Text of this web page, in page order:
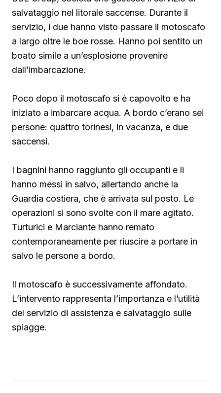
salvataggio nel litorale saccense. Durante il
servizio, i due hanno visto passare il motoscafo
a largo oltre le boe rosse. Hanno poi sentito un
boato simile a un’esplosione provenire
dall’imbarcazione.
Poco dopo il motoscafo si è capovolto e ha
iniziato a imbarcare acqua. A bordo c’erano sei
persone: quattro torinesi, in vacanza, e due
saccensi.
I bagnini hanno raggiunto gli occupanti e li
hanno messi in salvo, allertando anche la
Guardia costiera, che è arrivata sul posto. Le
operazioni si sono svolte con il mare agitato.
Turturici e Marciante hanno remato
contemporaneamente per riuscire a portare in
salvo le persone a bordo.
Il motoscafo è successivamente affondato.
L’intervento rappresenta l’importanza e l’utilità
del servizio di assistenza e salvataggio sulle
spiagge.